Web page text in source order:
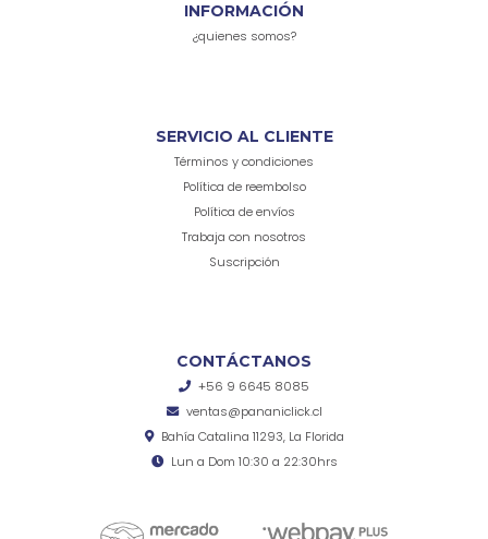
INFORMACIÓN
¿quienes somos?
SERVICIO AL CLIENTE
Términos y condiciones
Política de reembolso
Política de envíos
Trabaja con nosotros
Suscripción
CONTÁCTANOS
+56 9 6645 8085
ventas@pananiclick.cl
Bahía Catalina 11293, La Florida
Lun a Dom 10:30 a 22:30hrs